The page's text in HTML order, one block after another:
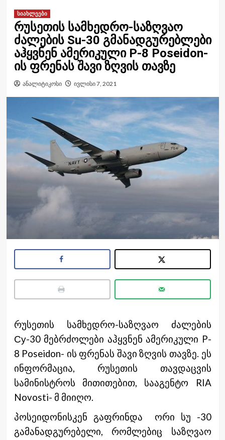
სიახლეები
რუსეთის სამხედრო-საზღვაო
ძალების Su-30 გმანადგურებლები
აჰყვნენ ამერიკული P-8 Poseidon-
ის ფრენას შავი ზღვის თავზე
ანალიტიკოსი ივლისი 7, 2021
რუსეთის სამხედრო-საზღვაო ძალების
Су-30 მებრძოლები აჰყვნენ ამერიკული P-
8 Poseidon- ის ფრენას შავი ზღვის თავზე. ეს
ინფორმაცია, რუსეთის თავდაცვის
სამინისტროს მითითებით, სააგენტო RIA
Novosti- მ მიიღო.
პოსეიდონისკენ გაფრინდა ორი სუ -30
გამანადგურებელი, რომლებიც საზღვაო